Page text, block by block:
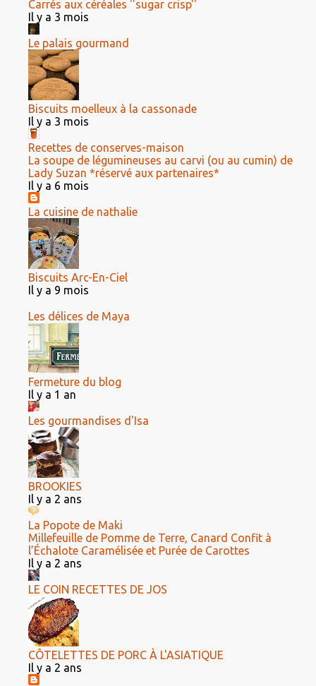
Carrés aux céréales ''sugar crisp''
Il y a 3 mois
Le palais gourmand
Biscuits moelleux à la cassonade
Il y a 3 mois
Recettes de conserves-maison
La soupe de légumineuses au carvi (ou au cumin) de
Lady Suzan *réservé aux partenaires*
Il y a 6 mois
La cuisine de nathalie
Biscuits Arc-En-Ciel
Il y a 9 mois
Les délices de Maya
Fermeture du blog
Il y a 1 an
Les gourmandises d'Isa
BROOKIES
Il y a 2 ans
La Popote de Maki
Millefeuille de Pomme de Terre, Canard Confit à
l’Échalote Caramélisée et Purée de Carottes
Il y a 2 ans
LE COIN RECETTES DE JOS
CÔTELETTES DE PORC À L'ASIATIQUE
Il y a 2 ans